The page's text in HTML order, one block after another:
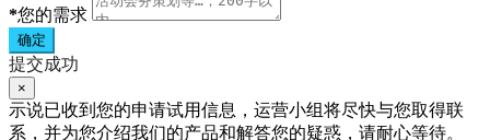
*您的需求
确定
提交成功
×
示说已收到您的申请试用信息，运营小组将尽快与您取得联
系，并为您介绍我们的产品和解答您的疑惑，请耐心等待。